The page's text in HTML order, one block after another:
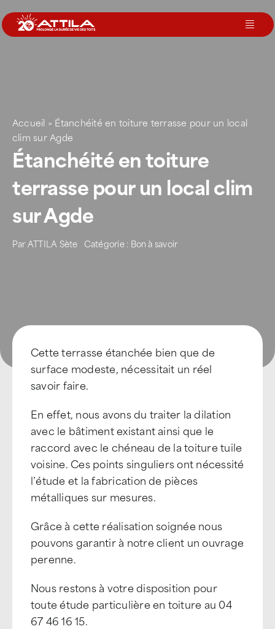
au
contenu
Nos agences
Votre toit
Rejoignez-nous
Accueil > Étanchéité en toiture terrasse pour un local
clim sur Agde
Étanchéité en toiture
terrasse pour un local clim
sur Agde
ParATTILA Sète Catégorie : Bon à savoir
Cette terrasse étanchée bien que de
surface modeste, nécessitait un réel
savoir faire.
En effet, nous avons du traiter la dilation
avec le bâtiment existant ainsi que le
raccord avec le chéneau de la toiture tuile
voisine. Ces points singuliers ont nécessité
l’étude et la fabrication de pièces
métalliques sur mesures.
Grâce à cette réalisation soignée nous
pouvons garantir à notre client un ouvrage
perenne.
Nous restons à votre disposition pour
toute étude particulière en toiture au 04
67 46 16 15.